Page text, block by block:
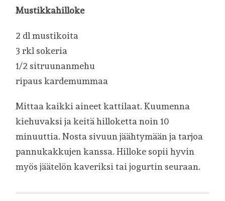
Mustikkahilloke
2 dl mustikoita
3 rkl sokeria
1/2 sitruunanmehu
ripaus kardemummaa
Mittaa kaikki aineet kattilaat. Kuumenna
kiehuvaksi ja keitä hilloketta noin 10
minuuttia. Nosta sivuun jäähtymään ja tarjoa
pannukakkujen kanssa. Hilloke sopii hyvin
myös jäätelön kaveriksi tai jogurtin seuraan.